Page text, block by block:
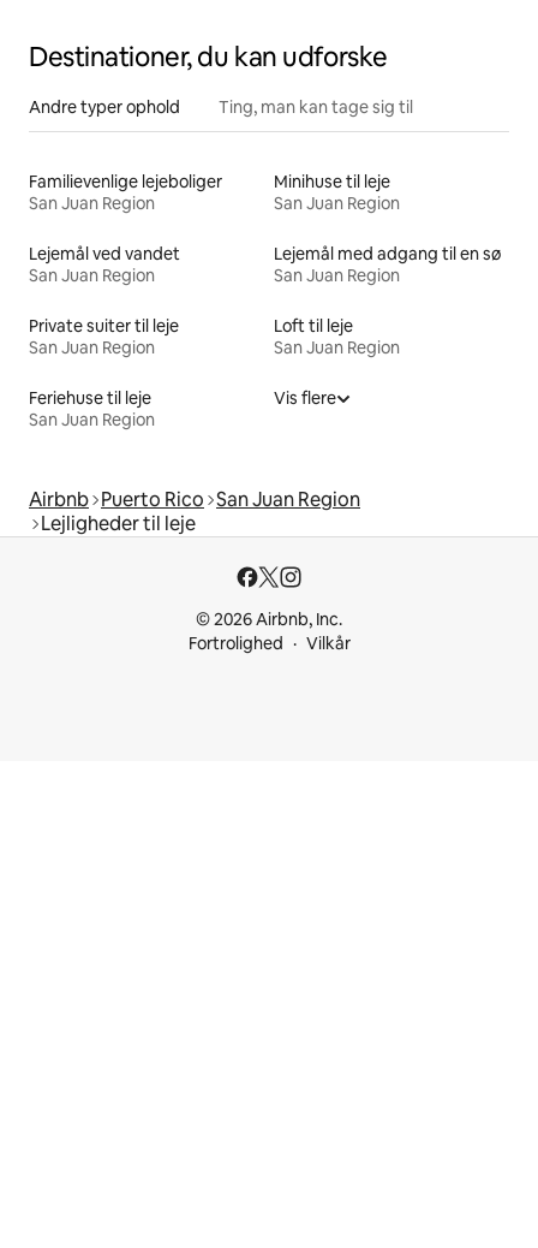
Destinationer, du kan udforske
Andre typer ophold Ting, man kan tage sig til
Familievenlige lejeboliger
San Juan Region
Minihuse til leje
San Juan Region
Lejemål ved vandet
San Juan Region
Lejemål med adgang til en sø
San Juan Region
Private suiter til leje
San Juan Region
Loft til leje
San Juan Region
Feriehuse til leje
San Juan Region
Vis flere
Airbnb Puerto Rico San Juan Region
Lejligheder til leje
© 2026 Airbnb, Inc.
Fortrolighed
Vilkår